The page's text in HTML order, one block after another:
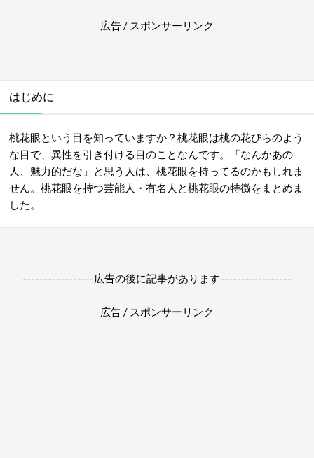
広告 / スポンサーリンク
はじめに
桃花眼という目を知っていますか？桃花眼は桃の花びらのよう
な目で、異性を引き付ける目のことなんです。「なんかあの
人、魅力的だな」と思う人は、桃花眼を持ってるのかもしれま
せん。桃花眼を持つ芸能人・有名人と桃花眼の特徴をまとめま
した。
-----------------広告の後に記事があります-----------------
広告 / スポンサーリンク